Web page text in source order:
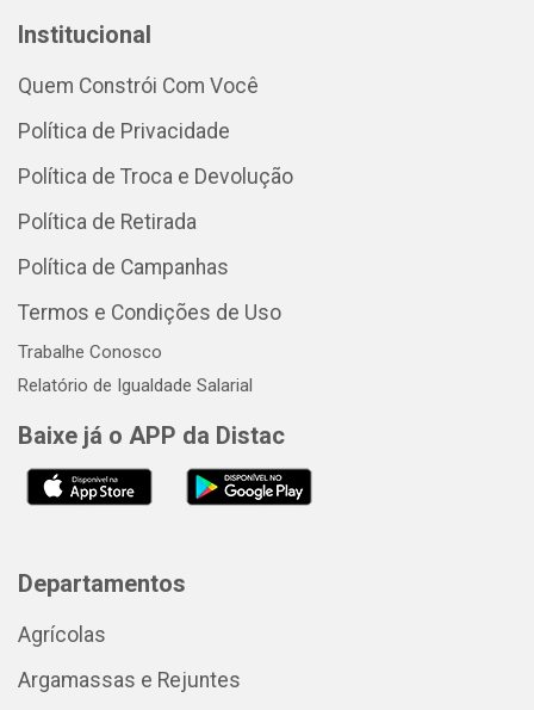
Institucional
Quem Constrói Com Você
Política de Privacidade
Política de Troca e Devolução
Política de Retirada
Política de Campanhas
Termos e Condições de Uso
Trabalhe Conosco
Relatório de Igualdade Salarial
Baixe já o APP da Distac
Departamentos
Agrícolas
Argamassas e Rejuntes